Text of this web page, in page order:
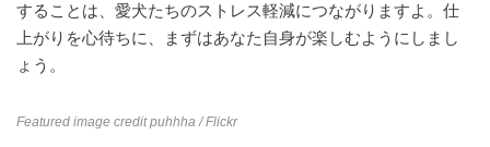
することは、愛犬たちのストレス軽減につながりますよ。仕
上がりを心待ちに、まずはあなた自身が楽しむようにしまし
ょう。
Featured image creditpuhhha / Flickr